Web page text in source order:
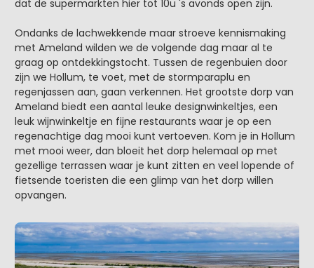
dat de supermarkten hier tot 10u 's avonds open zijn.
Ondanks de lachwekkende maar stroeve kennismaking
met Ameland wilden we de volgende dag maar al te
graag op ontdekkingstocht. Tussen de regenbuien door
zijn we Hollum, te voet, met de stormparaplu en
regenjassen aan, gaan verkennen. Het grootste dorp van
Ameland biedt een aantal leuke designwinkeltjes, een
leuk wijnwinkeltje en fijne restaurants waar je op een
regenachtige dag mooi kunt vertoeven. Kom je in Hollum
met mooi weer, dan bloeit het dorp helemaal op met
gezellige terrassen waar je kunt zitten en veel lopende of
fietsende toeristen die een glimp van het dorp willen
opvangen.